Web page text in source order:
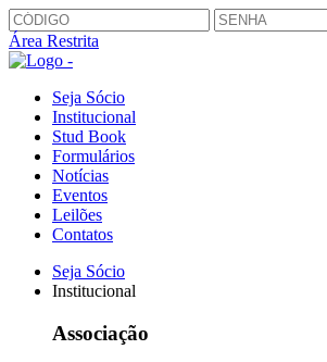
Área Restrita
Seja Sócio
Institucional
Stud Book
Formulários
Notícias
Eventos
Leilões
Contatos
Seja Sócio
Institucional
Associação